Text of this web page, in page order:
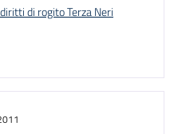
di rogito Terza Neri